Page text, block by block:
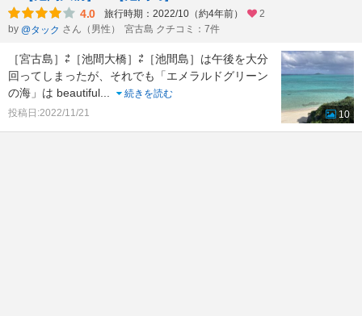
4.0 旅行時期：2022/10（約4年前）
2
by @タック さん（男性） 宮古島 クチコミ：7件
［宮古島］⇄［池間大橋］⇄［池間島］は午後を大分
回ってしまったが、それでも「エメラルドグリーン
の海」は beautiful
続きを読む
投稿日:2022/11/21
10